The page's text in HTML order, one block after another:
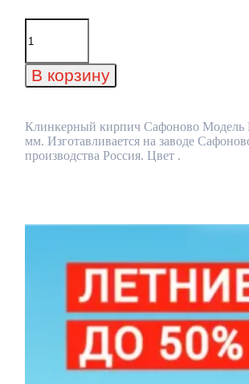
Количество
товара
кирпич
Сафоново
210x100x65
мм
В корзину
Клинкерный кирпич Сафоново Модель
мм. Изготавливается на заводе
производства Россия. Цвет .